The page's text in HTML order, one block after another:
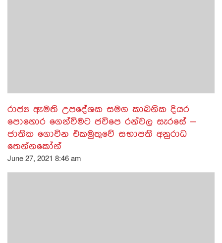
රාජ්‍ය ඇමති උපදේශක සමග කාබනික දියර
පොහොර ගෙන්විමට ජවිපෙ රන්වල සැරසේ –
ජාතික ගොවින එකමුතුවේ සභාපති අනුරාධ
තෙන්නකෝන්
June 27, 2021 8:46 am